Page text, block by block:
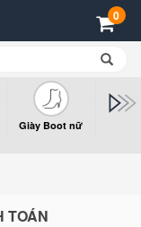
0
Giày Boot nữ
TOÁN